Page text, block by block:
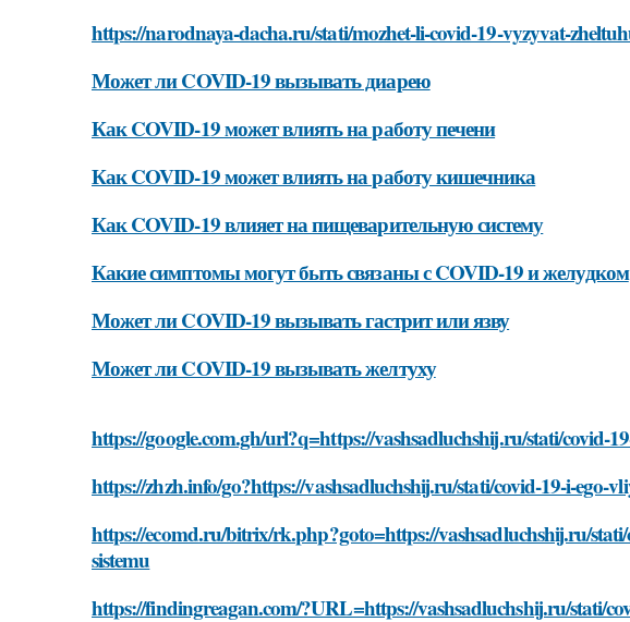
https://narodnaya-dacha.ru/stati/mozhet-li-covid-19-vyzyvat-
Может ли COVID-19 вызывать диарею
Как COVID-19 может влиять на работу печени
Как COVID-19 может влиять на работу кишечника
Как COVID-19 влияет на пищеварительную систему
Какие симптомы могут быть связаны с COVID-19 и желудком
Может ли COVID-19 вызывать гастрит или язву
Может ли COVID-19 вызывать желтуху
https://google.com.gh/url?q=https://vashsadluchshij.ru/stati/covid-
https://zhzh.info/go?https://vashsadluchshij.ru/stati/covid-19-i-ego-
https://ecomd.ru/bitrix/rk.php?goto=https://vashsadluchshij.ru/
sistemu
https://findingreagan.com/?URL=https://vashsadluchshij.ru/stati/